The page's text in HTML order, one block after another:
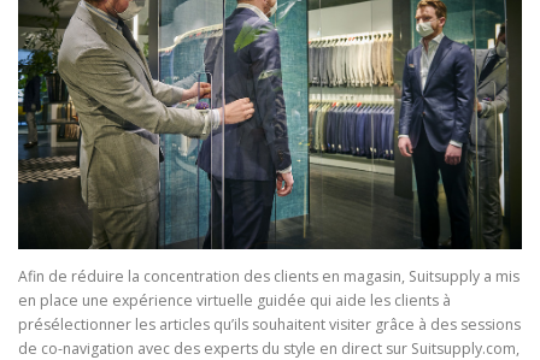
Afin de réduire la concentration des clients en magasin, Suitsupply a mis
en place une expérience virtuelle guidée qui aide les clients à
présélectionner les articles qu’ils souhaitent visiter grâce à des sessions
de co-navigation avec des experts du style en direct sur Suitsupply.com,